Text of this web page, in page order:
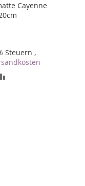
Cayenne
Steuern ,